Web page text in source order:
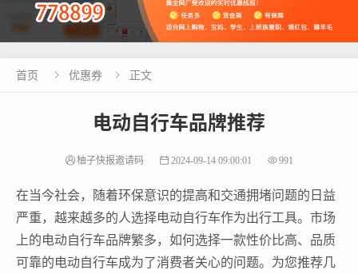
首页  优惠券  正文
电动自行车品牌推荐
柚子快报邀请码 2024-09-14 09:00:01 991
在当今社会，随着环保意识的提高和交通拥堵问题的日益
严重，越来越多的人选择电动自行车作为出行工具。市场
上的电动自行车品牌繁多，如何选择一款性价比高、品质
可靠的电动自行车成为了消费者关心的问题。为您推荐几